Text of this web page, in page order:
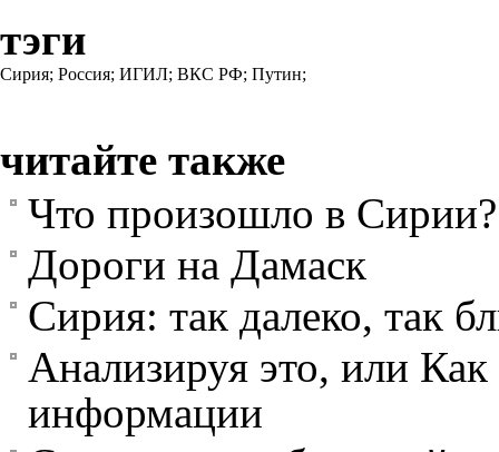
тэги
Сирия; Россия; ИГИЛ; ВКС РФ; Путин;
читайте также
Что произошло в Сирии?
Дороги на Дамаск
Сирия: так далеко, так
Анализируя это, или
информации